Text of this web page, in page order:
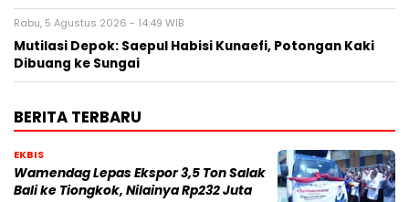
Rabu, 5 Agustus 2026 - 14:49 WIB
Mutilasi Depok: Saepul Habisi Kunaefi, Potongan Kaki
Dibuang ke Sungai
BERITA TERBARU
EKBIS
Wamendag Lepas Ekspor 3,5 Ton Salak
Bali ke Tiongkok, Nilainya Rp232 Juta